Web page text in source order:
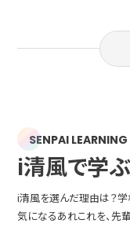
SENPAI LEARNING
i清風で学
i清風を選んだ理由は？
気になるあれこれを、先